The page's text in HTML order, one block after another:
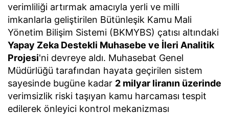
verimliliği artırmak amacıyla yerli ve milli
imkanlarla geliştirilen Bütünleşik Kamu Mali
Yönetim Bilişim Sistemi (BKMYBS) çatısı altındaki
Yapay Zeka Destekli Muhasebe ve İleri Analitik
Projesi'ni devreye aldı. Muhasebat Genel
Müdürlüğü tarafından hayata geçirilen sistem
sayesinde bugüne kadar 2 milyar liranın üzerinde
verimsizlik riski taşıyan kamu harcaması tespit
edilerek önleyici kontrol mekanizması